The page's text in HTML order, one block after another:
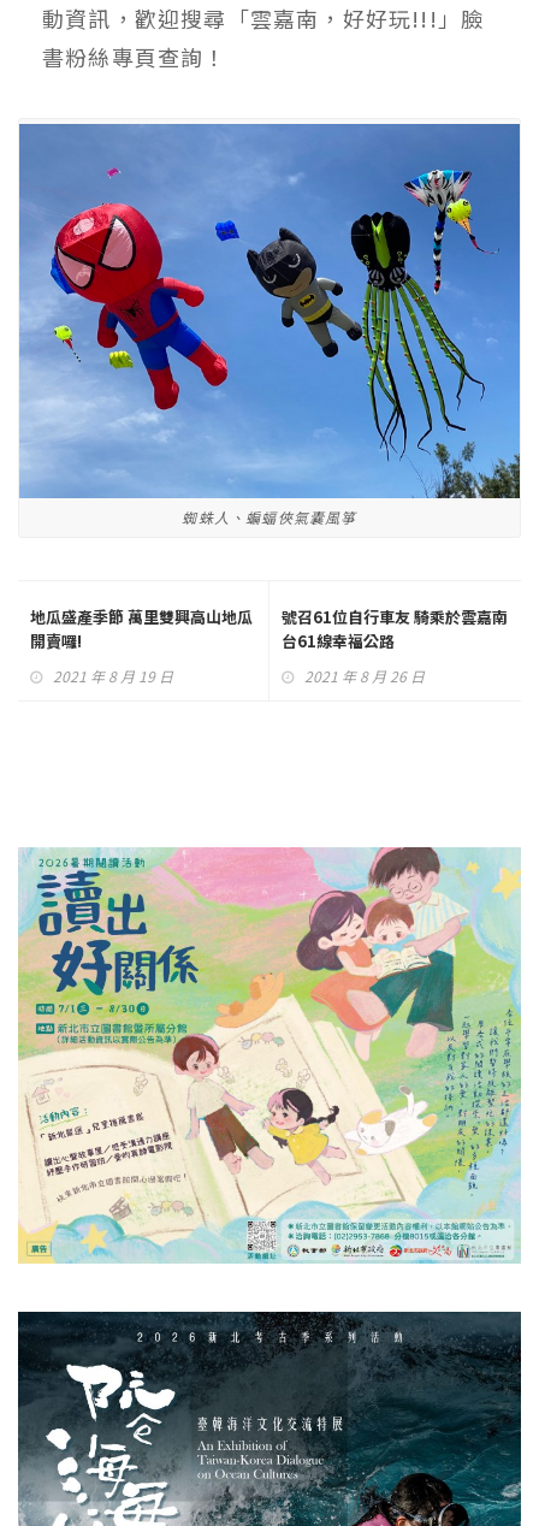
動資訊，歡迎搜尋「雲嘉南，好好玩!!!」臉
書粉絲專頁查詢！
蜘蛛人、蝙蝠俠氣囊風箏
地瓜盛產季節 萬里雙興高山地瓜
開賣囉!
2021 年 8 月 19 日
號召61位自行車友 騎乘於雲嘉南
台61線幸福公路
2021 年 8 月 26 日